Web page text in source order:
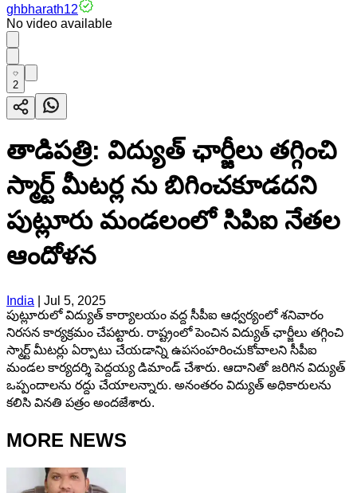
ghbharath12
No video available
2
తాడిపత్రి: విద్యుత్ ఛార్జీలు తగ్గించి
స్మార్ట్ మీటర్ల ను బిగించకూడదని
పుట్లూరు మండలంలో సిపిఐ నేతల
ఆందోళన
India
Jul 5, 2025
పుట్లూరులో విద్యుత్ కార్యాలయం వద్ద సీపీఐ ఆధ్వర్యంలో శనివారం
నిరసన కార్యక్రమం చేపట్టారు. రాష్ట్రంలో పెంచిన విద్యుత్ ఛార్జీలు తగ్గించి
స్మార్ట్ మీటర్లు ఏర్పాటు చేయడాన్ని ఉపసంహరించుకోవాలని సీపీఐ
మండల కార్యదర్శి పెద్దయ్య డిమాండ్ చేశారు. ఆదానితో జరిగిన విద్యుత్
ఒప్పందాలను రద్దు చేయాలన్నారు. అనంతరం విద్యుత్ అధికారులను
కలిసి వినతి పత్రం అందజేశారు.
MORE NEWS